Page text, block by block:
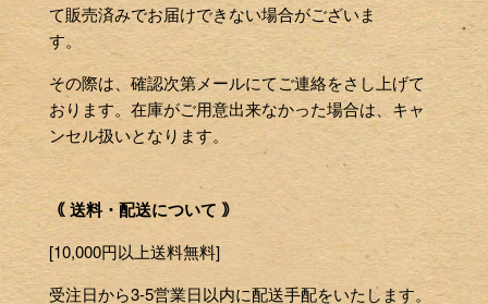
て販売済みでお届けできない場合がございま
す。
その際は、確認次第メールにてご連絡をさし上げて
おります。在庫がご用意出来なかった場合は、キャ
ンセル扱いとなります。
｟ 送料・配送について ｠
[10,000円以上送料無料]
受注日から3-5営業日以内に配送手配をいたします。